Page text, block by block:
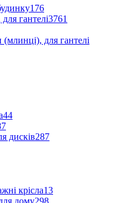
176
гантелі3761
для гантелі
44
дисків287
крісла13
дому298